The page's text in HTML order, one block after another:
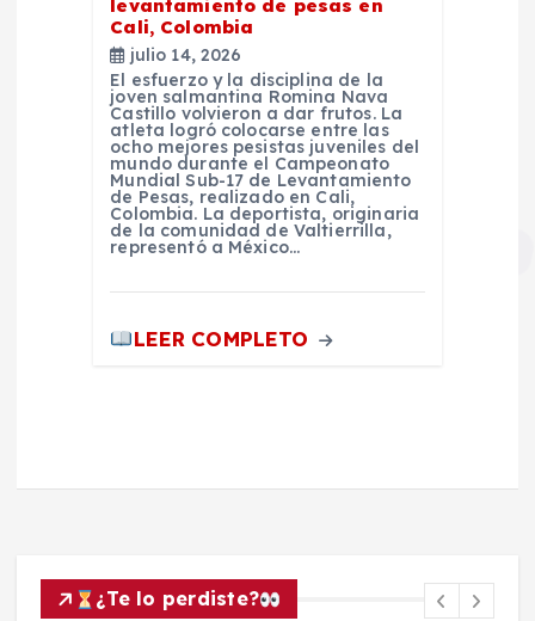
levantamiento de pesas en
Cali, Colombia
julio 14, 2026
El esfuerzo y la disciplina de la
joven salmantina Romina Nava
Castillo volvieron a dar frutos. La
atleta logró colocarse entre las
ocho mejores pesistas juveniles del
mundo durante el Campeonato
Mundial Sub-17 de Levantamiento
de Pesas, realizado en Cali,
Colombia. La deportista, originaria
de la comunidad de Valtierrilla,
representó a México…
LEER COMPLETO
¿Te lo perdiste?